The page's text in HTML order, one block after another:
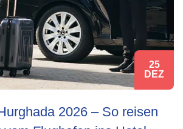
25
DEZ
2026 – So reisen